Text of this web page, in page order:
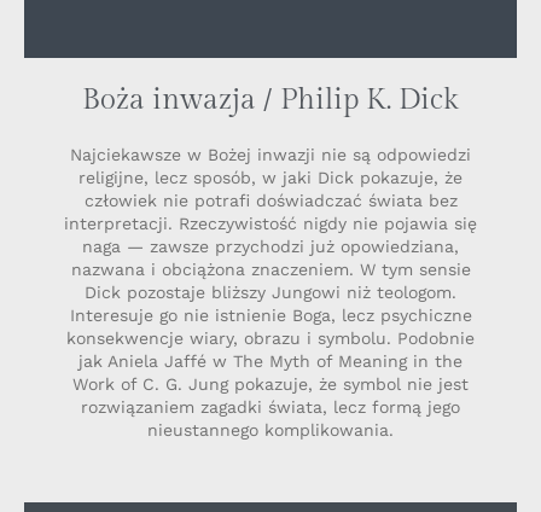
Boża inwazja / Philip K. Dick
Najciekawsze w Bożej inwazji nie są odpowiedzi
religijne, lecz sposób, w jaki Dick pokazuje, że
człowiek nie potrafi doświadczać świata bez
interpretacji. Rzeczywistość nigdy nie pojawia się
naga — zawsze przychodzi już opowiedziana,
nazwana i obciążona znaczeniem. W tym sensie
Dick pozostaje bliższy Jungowi niż teologom.
Interesuje go nie istnienie Boga, lecz psychiczne
konsekwencje wiary, obrazu i symbolu. Podobnie
jak Aniela Jaffé w The Myth of Meaning in the
Work of C. G. Jung pokazuje, że symbol nie jest
rozwiązaniem zagadki świata, lecz formą jego
nieustannego komplikowania.